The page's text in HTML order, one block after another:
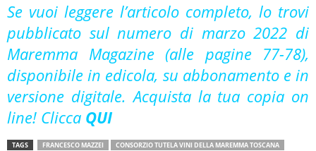
Se vuoi leggere l’articolo completo, lo trovi
pubblicato sul numero di marzo 2022 di
Maremma Magazine (alle pagine 77-78),
disponibile in edicola, su abbonamento e in
versione digitale. Acquista la tua copia on
line! Clicca QUI
TAGS FRANCESCO MAZZEI CONSORZIO TUTELA VINI DELLA MAREMMA TOSCANA